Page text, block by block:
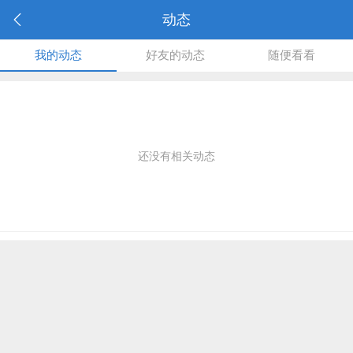
动态
我的动态 好友的动态 随便看看
还没有相关动态